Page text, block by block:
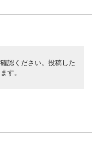
認ください。投稿した
す。